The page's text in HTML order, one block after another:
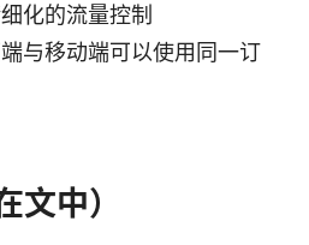
化的流量控制
与移动端可以使用同一订
文中）